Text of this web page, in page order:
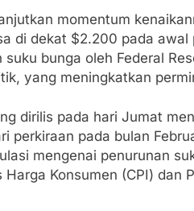
momentum
di dekat $2.200 pada awal
bunga oleh Federal
yang meningkatkan
dirilis pada hari Jumat
perkiraan pada bulan
mengenai penurunan
Konsumen (CPI) dan